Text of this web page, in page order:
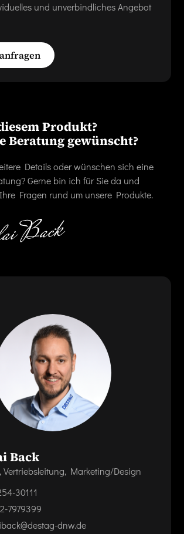
und unverbindliches Angebot
Produkt?
Beratung gewünscht?
Details oder wünschen sich eine
Gerne bin ich für Sie da und
Fragen rund um unsere Produkte.
Back
Vertriebsleitung, Marketing/Design
30111
7979399
dnw.de